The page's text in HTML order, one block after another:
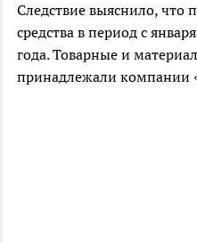
Следствие выяснило, что
средства в период с
года. Товарные и
принадлежали компании